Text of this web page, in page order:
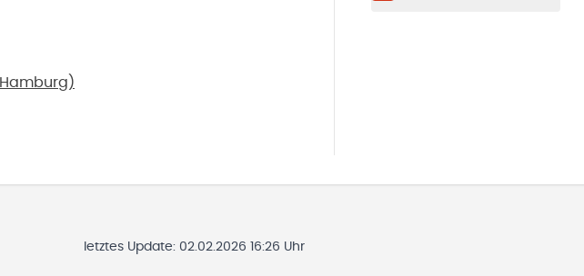
Hamburg )
letztes Update: 02.02.2026 16:26 Uhr